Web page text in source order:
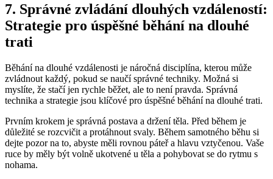
7. Správné zvládání dlouhých vzdáleností:
Strategie pro úspěšné běhání na dlouhé
trati
Běhání na dlouhé vzdálenosti je náročná disciplína, kterou může
zvládnout každý, pokud se naučí správné techniky. Možná si
myslíte, že stačí jen rychle běžet, ale to není pravda. Správná
technika a strategie jsou klíčové pro úspěšné běhání na dlouhé trati.
Prvním krokem je správná postava a držení těla. Před během je
důležité se rozcvičit a protáhnout svaly. Během samotného běhu si
dejte pozor na to, abyste měli rovnou páteř a hlavu vztyčenou. Vaše
ruce by měly být volně ukotvené u těla a pohybovat se do rytmu s
nohama.